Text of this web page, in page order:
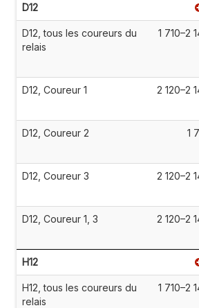
D12
D12, tous les coureurs du
relais
1 710–2
D12, Coureur 1 2 120–2
D12, Coureur 2 1
D12, Coureur 3 2 120–2
D12, Coureur 1, 3 2 120–2
H12
H12, tous les coureurs du
relais
1 710–2